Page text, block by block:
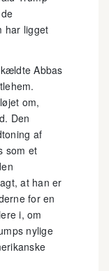
har ligget
Abbas
om,
Den
af
som et
at han er
for en
i, om
nylige